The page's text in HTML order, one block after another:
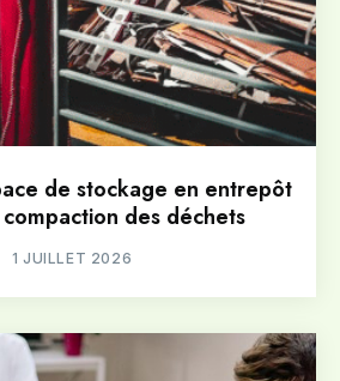
de stockage en entrepôt
des déchets
1 JUILLET 2026